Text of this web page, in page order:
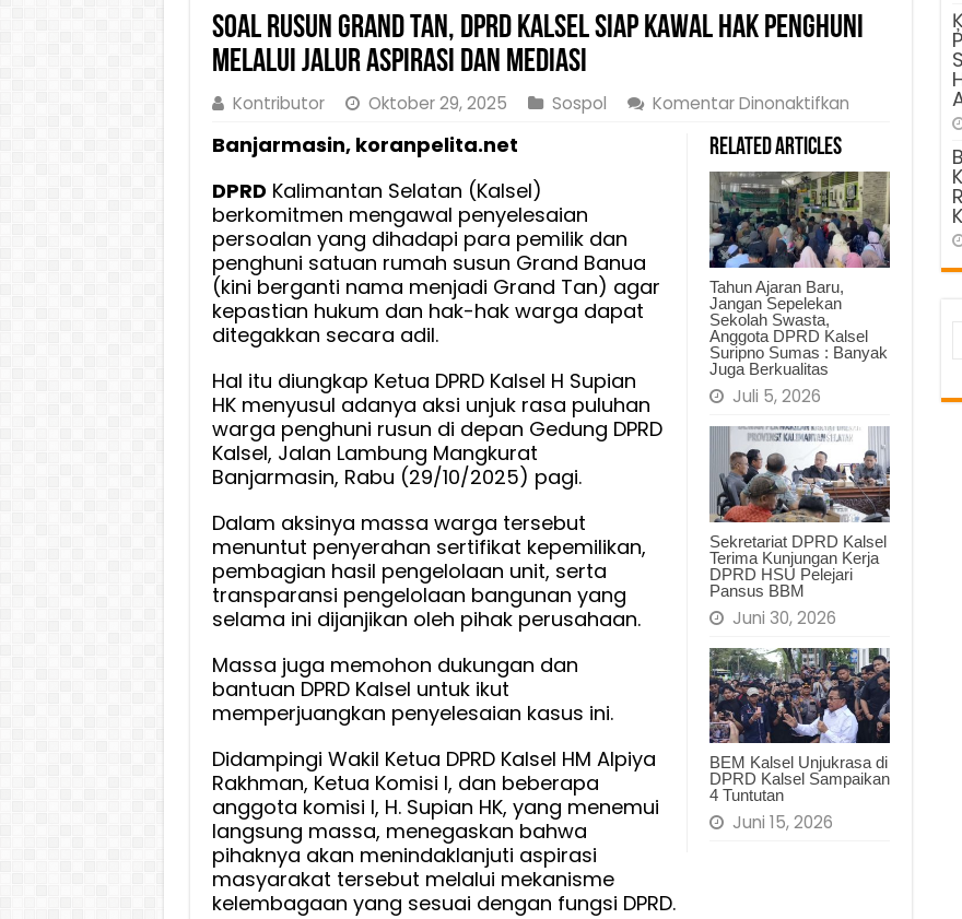
Soal Rusun Grand Tan, DPRD Kalsel Siap Kawal Hak Penghuni
Melalui Jalur Aspirasi dan Mediasi
Kontributor Oktober 29, 2025 Sospol Komentar Dinonaktifkanpada
Grand
Tan,
DPRD
Kalsel
Hak
Penghuni
Aspirasi
dan
Mediasi
Related Articles
Tahun Ajaran Baru,
Jangan Sepelekan
Sekolah Swasta,
Anggota DPRD Kalsel
Suripno Sumas : Banyak
Juga Berkualitas
Juli 5, 2026
Sekretariat DPRD Kalsel
Terima Kunjungan Kerja
DPRD HSU Pelejari
Pansus BBM
Juni 30, 2026
BEM Kalsel Unjukrasa di
DPRD Kalsel Sampaikan
4 Tuntutan
Juni 15, 2026
Banjarmasin, koranpelita.net
DPRD Kalimantan Selatan (Kalsel)
berkomitmen mengawal penyelesaian
persoalan yang dihadapi para pemilik dan
penghuni satuan rumah susun Grand Banua
(kini berganti nama menjadi Grand Tan) agar
kepastian hukum dan hak-hak warga dapat
ditegakkan secara adil.
Hal itu diungkap Ketua DPRD Kalsel H Supian
HK menyusul adanya aksi unjuk rasa puluhan
warga penghuni rusun di depan Gedung DPRD
Kalsel, Jalan Lambung Mangkurat
Banjarmasin, Rabu (29/10/2025) pagi.
Dalam aksinya massa warga tersebut
menuntut penyerahan sertifikat kepemilikan,
pembagian hasil pengelolaan unit, serta
transparansi pengelolaan bangunan yang
selama ini dijanjikan oleh pihak perusahaan.
Massa juga memohon dukungan dan
bantuan DPRD Kalsel untuk ikut
memperjuangkan penyelesaian kasus ini.
Didampingi Wakil Ketua DPRD Kalsel HM Alpiya
Rakhman, Ketua Komisi I, dan beberapa
anggota komisi I, H. Supian HK, yang menemui
langsung massa, menegaskan bahwa
pihaknya akan menindaklanjuti aspirasi
masyarakat tersebut melalui mekanisme
kelembagaan yang sesuai dengan fungsi DPRD.